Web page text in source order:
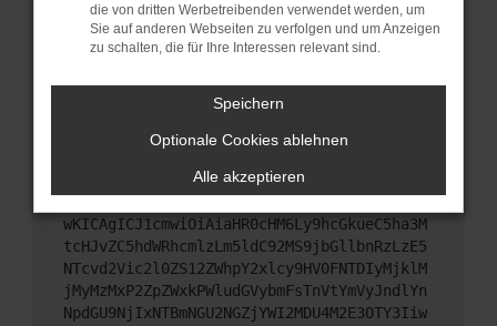
Wende dich an den Webseitenbetreiber.
Wenn du alle oben genannten Schritte versucht
hast, kontaktiere uns bitte. Wir werden versuchen,
das Problem zu beheben. Du kannst uns diesen
Text schicken, um uns bei der Fehlersuche zu
unterstützen:
ewogICJuYW1lIjogIk5ldHdvcmtFcnJvciIsCiAgI
mNvbmZpZyI6IHsKICAgICJtZXRob2QiOiAiR0VUIi
wKICAgICJ1cmwiOiAiaHR0cHM6Ly9hcGkueC5ha3M
tcHJvZC5hdWRhcmlzLm5ldC92MS9jbGllbnRzLzE5
NTcvd2Vic2l0ZS12ZWhpY2xlcy9HV0FNTDIyMjklM
jMyMzMxP2ZpZWxkPWludGVybmFsTnVtYmVyJndlYn
NpdGU9NjIxNTBmNGU2NGZjYWI2MDU4M2E3OTY3Iiw
die von dritten Werbetreibenden verwendet werden, um
Sie auf anderen Webseiten zu verfolgen und um Anzeigen
zu schalten, die für Ihre Interessen relevant sind.
Speichern
Optionale Cookies ablehnen
Alle akzeptieren